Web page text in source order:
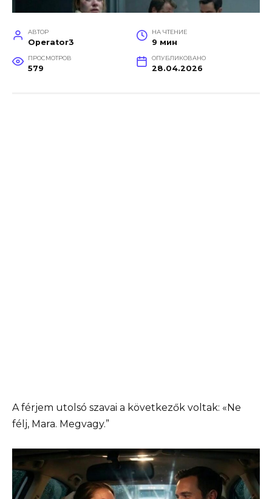
АВТОР
Operator3
НА ЧТЕНИЕ
9 мин
ПРОСМОТРОВ
579
ОПУБЛИКОВАНО
28.04.2026
A férjem utolsó szavai a következők voltak: «Ne
félj, Mara. Megvagy.”